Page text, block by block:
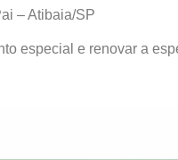
– Atibaia/SP
especial e renovar a